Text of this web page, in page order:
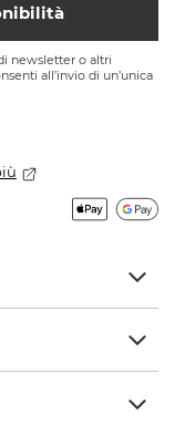
newsletter o altri
all’invio di un’unica